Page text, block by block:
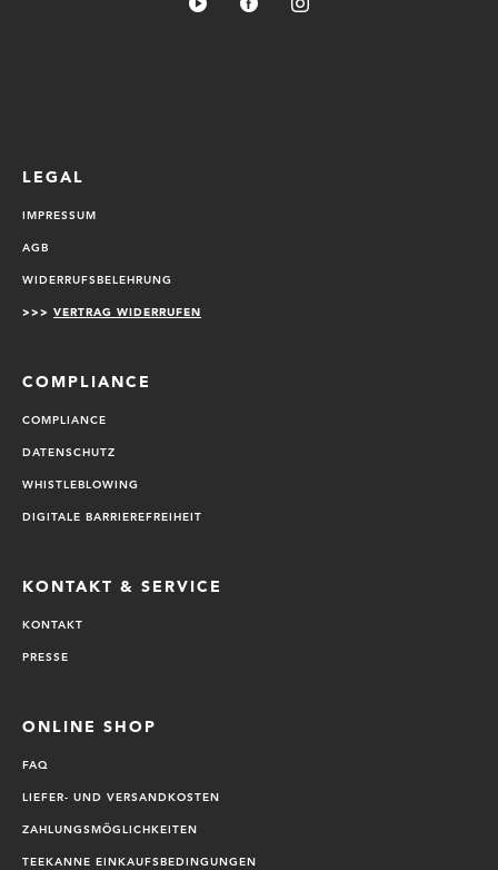
LEGAL
IMPRESSUM
AGB
WIDERRUFSBELEHRUNG
>>> VERTRAG WIDERRUFEN
COMPLIANCE
COMPLIANCE
DATENSCHUTZ
WHISTLEBLOWING
DIGITALE BARRIEREFREIHEIT
KONTAKT & SERVICE
KONTAKT
PRESSE
ONLINE SHOP
FAQ
LIEFER- UND VERSANDKOSTEN
ZAHLUNGSMÖGLICHKEITEN
TEEKANNE EINKAUFSBEDINGUNGEN